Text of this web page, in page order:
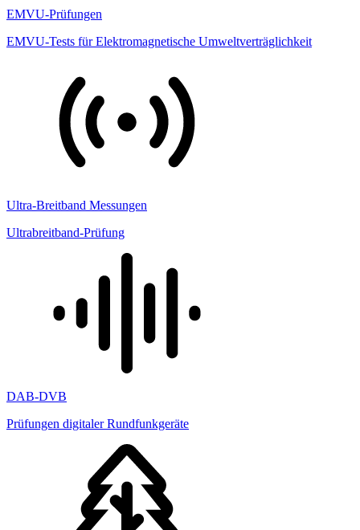
EMVU-Prüfungen
EMVU-Tests für Elektromagnetische Umweltverträglichkeit
Ultra-Breitband Messungen
Ultrabreitband-Prüfung
DAB-DVB
Prüfungen digitaler Rundfunkgeräte